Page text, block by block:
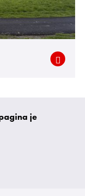
je